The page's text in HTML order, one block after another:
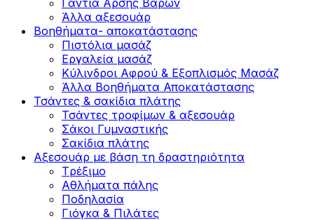
Άλλα αξεσουάρ
Βοηθήματα- αποκατάστασης
Πιστόλια μασάζ
Εργαλεία μασάζ
Κύλινδροι Αφρού & Εξοπλισμός Μασάζ
Άλλα Βοηθήματα Αποκατάστασης
Τσάντες & σακίδια πλάτης
Τσάντες τροφίμων & αξεσουάρ
Σάκοι Γυμναστικής
Σακίδια πλάτης
Αξεσουάρ με βάση τη δραστηριότητα
Tρέξιμο
Αθλήματα πάλης
Ποδηλασία
Γιόγκα & Πιλάτες